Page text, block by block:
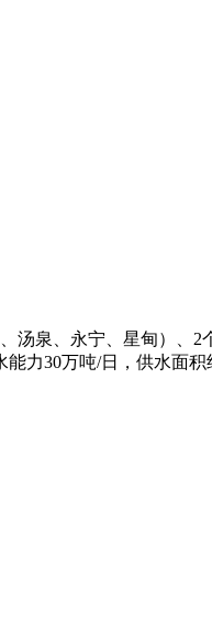
泉、永宁、星甸）、
力30万吨/日，供水面